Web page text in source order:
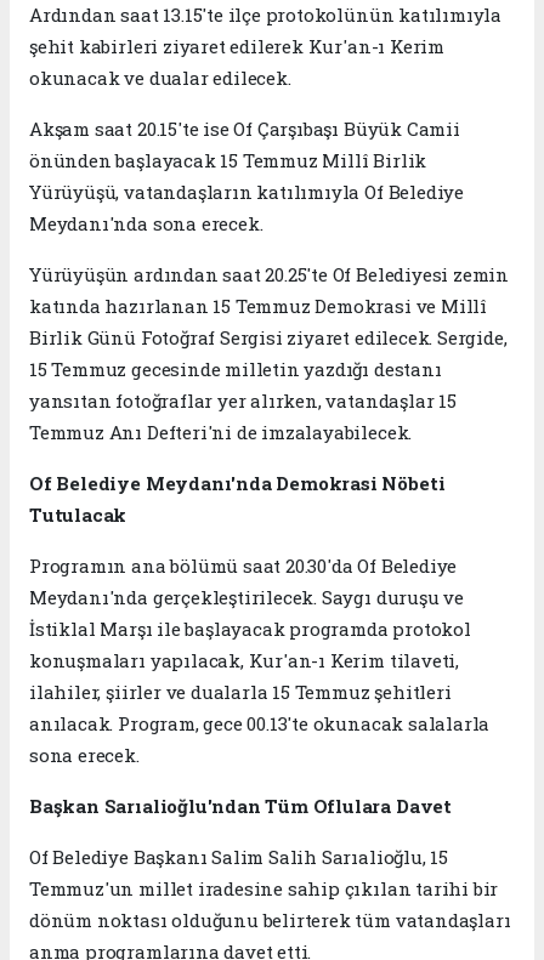
Ardından saat 13.15'te ilçe protokolünün katılımıyla
şehit kabirleri ziyaret edilerek Kur'an-ı Kerim
okunacak ve dualar edilecek.
Akşam saat 20.15'te ise Of Çarşıbaşı Büyük Camii
önünden başlayacak 15 Temmuz Millî Birlik
Yürüyüşü, vatandaşların katılımıyla Of Belediye
Meydanı'nda sona erecek.
Yürüyüşün ardından saat 20.25'te Of Belediyesi zemin
katında hazırlanan 15 Temmuz Demokrasi ve Millî
Birlik Günü Fotoğraf Sergisi ziyaret edilecek. Sergide,
15 Temmuz gecesinde milletin yazdığı destanı
yansıtan fotoğraflar yer alırken, vatandaşlar 15
Temmuz Anı Defteri'ni de imzalayabilecek.
Of Belediye Meydanı'nda Demokrasi Nöbeti
Tutulacak
Programın ana bölümü saat 20.30'da Of Belediye
Meydanı'nda gerçekleştirilecek. Saygı duruşu ve
İstiklal Marşı ile başlayacak programda protokol
konuşmaları yapılacak, Kur'an-ı Kerim tilaveti,
ilahiler, şiirler ve dualarla 15 Temmuz şehitleri
anılacak. Program, gece 00.13'te okunacak salalarla
sona erecek.
Başkan Sarıalioğlu'ndan Tüm Oflulara Davet
Of Belediye Başkanı Salim Salih Sarıalioğlu, 15
Temmuz'un millet iradesine sahip çıkılan tarihi bir
dönüm noktası olduğunu belirterek tüm vatandaşları
anma programlarına davet etti.